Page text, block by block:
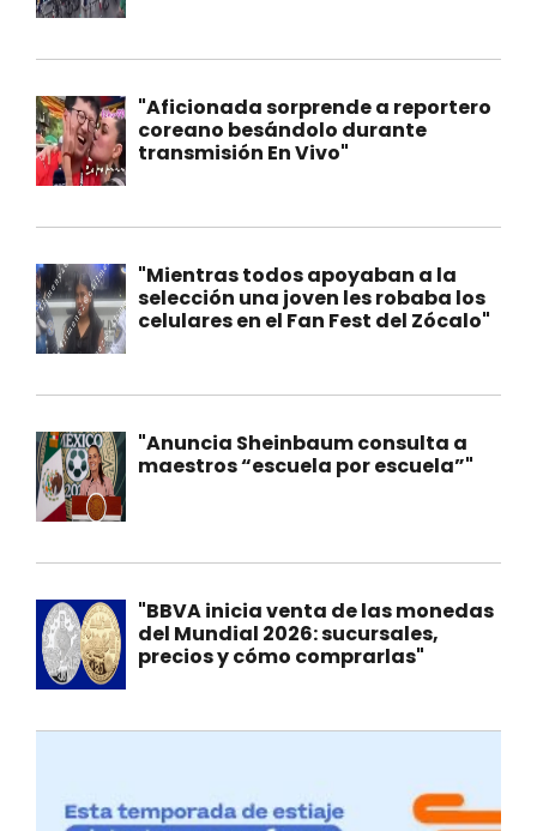
"Aficionada sorprende a reportero
coreano besándolo durante
transmisión En Vivo"
"Mientras todos apoyaban a la
selección una joven les robaba los
celulares en el Fan Fest del Zócalo"
"Anuncia Sheinbaum consulta a
maestros “escuela por escuela”"
"BBVA inicia venta de las monedas
del Mundial 2026: sucursales,
precios y cómo comprarlas"